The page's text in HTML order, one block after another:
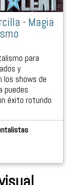
- Magia
para
y
los shows de
puedes
éxito rotundo